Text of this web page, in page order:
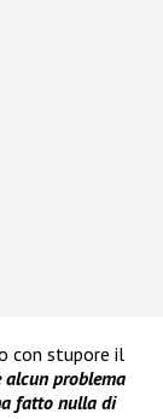
con stupore il
alcun problema
fatto nulla di